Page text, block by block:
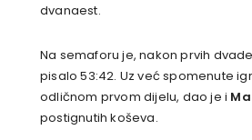
dvanaest.
Na semaforu je, nakon prvih
pisalo 53:42. Uz već spomenute
odličnom prvom dijelu, dao je i
postignutih koševa.